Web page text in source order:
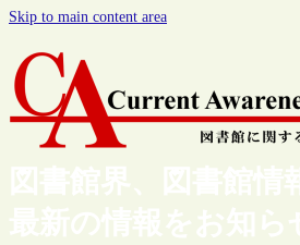
Skip to main content area
図書館界、図書館情
最新の情報をお知ら